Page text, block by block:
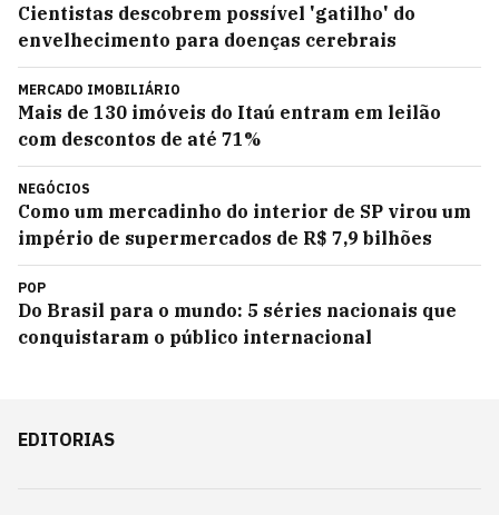
Cientistas descobrem possível 'gatilho' do
envelhecimento para doenças cerebrais
MERCADO IMOBILIÁRIO
Mais de 130 imóveis do Itaú entram em leilão
com descontos de até 71%
NEGÓCIOS
Como um mercadinho do interior de SP virou um
império de supermercados de R$ 7,9 bilhões
POP
Do Brasil para o mundo: 5 séries nacionais que
conquistaram o público internacional
EDITORIAS